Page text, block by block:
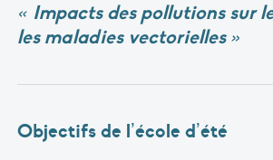
« Impacts des pollutions sur
les maladies vectorielles »
Objectifs de l’école d’été